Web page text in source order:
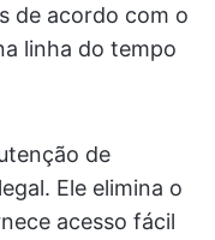
de acordo com o
linha do tempo
de
Ele elimina o
acesso fácil